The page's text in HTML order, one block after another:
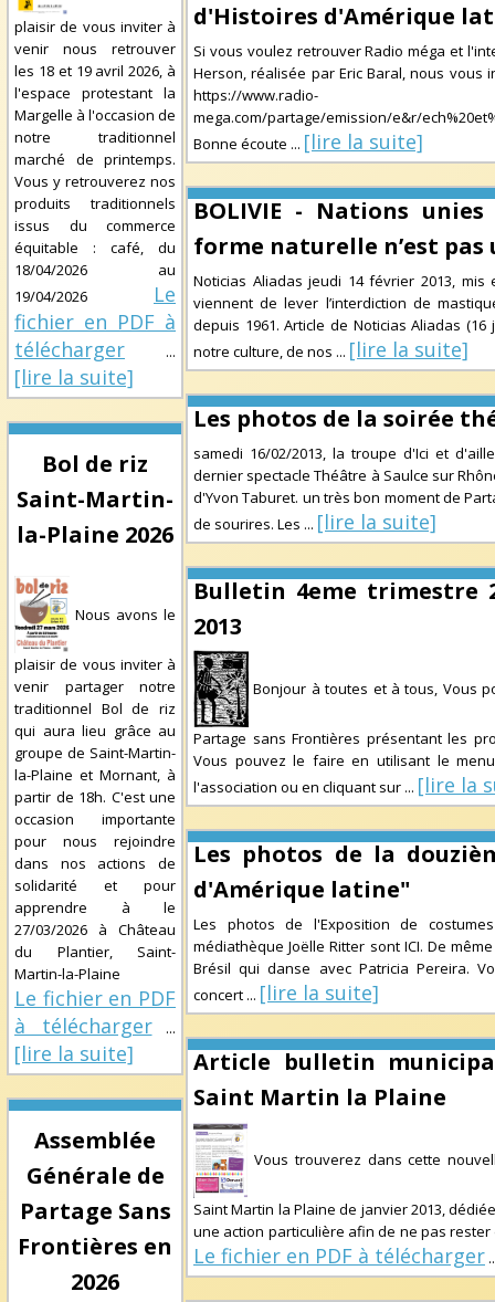
plaisir de vous inviter à
venir nous retrouver
les 18 et 19 avril 2026, à
l'espace protestant la
Margelle à l'occasion de
notre traditionnel
marché de printemps.
Vous y retrouverez nos
produits traditionnels
issus du commerce
équitable : café, du
18/04/2026 au
19/04/2026
Le
fichier en PDF à
télécharger ...
[lire la suite]
Bol de riz
Saint-Martin-
la-Plaine 2026
Nous avons le
plaisir de vous inviter à
venir partager notre
traditionnel Bol de riz
qui aura lieu grâce au
groupe de Saint-Martin-
la-Plaine et Mornant, à
partir de 18h. C'est une
occasion importante
pour nous rejoindre
dans nos actions de
solidarité et pour
apprendre à le
27/03/2026 à Château
du Plantier, Saint-
Martin-la-Plaine
Le fichier en PDF
à télécharger...
[lire la suite]
Assemblée
Générale de
Partage Sans
Frontières en
2026
d'Histoires d'Amérique
Si vous voulez retrouver Radio méga et
Herson, réalisée par Eric Baral, nous vous
https://www.radio-
mega.com/partage/emission/e&r/
Bonne écoute ... [lire la suite]
BOLIVIE - Nations
forme naturelle n’est pas
Noticias Aliadas jeudi 14 février 2013,
viennent de lever l’interdiction de
depuis 1961. Article de Noticias Aliadas (16
notre culture, de nos ... [lire la suite]
Les photos de la soirée
samedi 16/02/2013, la troupe d'Ici et
dernier spectacle Théâtre à Saulce sur
d'Yvon Taburet. un très bon moment de
de sourires. Les ... [lire la suite]
Bulletin 4eme trimestre
2013
Bonjour à toutes et à tous, Vous
Partage sans Frontières présentant les
Vous pouvez le faire en utilisant le
l'association ou en cliquant sur ... [lire la
Les photos de la
d'Amérique latine"
Les photos de l'Exposition de
médiathèque Joëlle Ritter sont ICI. De
Brésil qui danse avec Patricia Pereira.
concert ... [lire la suite]
Article bulletin
Saint Martin la Plaine
Vous trouverez dans cette
Saint Martin la Plaine de janvier 2013,
une action particulière afin de ne pas
Le fichier en PDF à télécharger